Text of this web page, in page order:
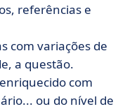
referências e
com variações de
a questão.
com
ou do nível de